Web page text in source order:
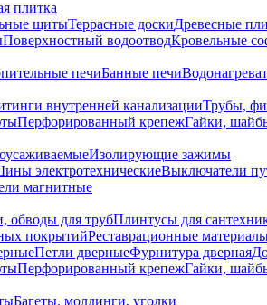
плитка
щитыТеррасные доскиДревесные
Поверхностный водоотводКровельные
печиБанные печи
внутренней канализацииТрубы,
Перфорированный крепежГайки,
Изолирующие зажимы
электротехническиеВыключатели
магнитные
обводы для трубПлинтусы для
покрытийРеставрационные
Петли дверныеФурнитура дверная
Перфорированный крепежГайки,
Багеты, молдинги, уголки